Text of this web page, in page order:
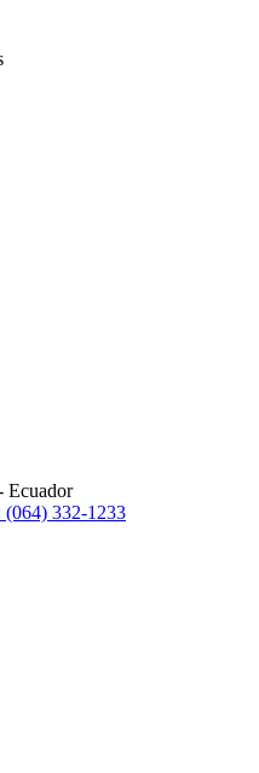
Ecuador
(064) 332-1233